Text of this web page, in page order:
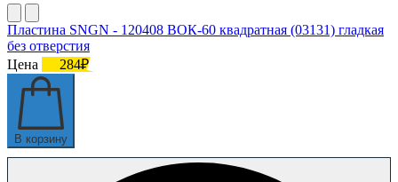
Пластина SNGN - 120408 ВОК-60 квадратная (03131) гладкая
без отверстия
Цена
284₽
В корзину